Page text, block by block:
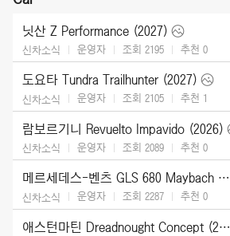
닛산 Z Performance (2027)
신차소식 운영자 조회 2195 추천 0
도요타 Tundra Trailhunter (2027)
신차소식 운영자 조회 2105 추천 1
람보르기니 Revuelto Impavido (2026)
신차소식 운영자 조회 2089 추천 0
메르세데스-벤츠 GLS 680 Maybach (2027)
신차소식 운영자 조회 2287 추천 0
애스턴마틴 Dreadnought Concept (2026)